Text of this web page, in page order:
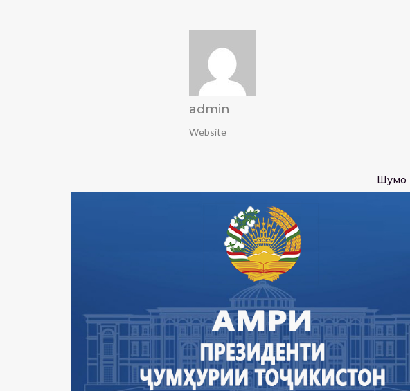
admin
Website
Шумо